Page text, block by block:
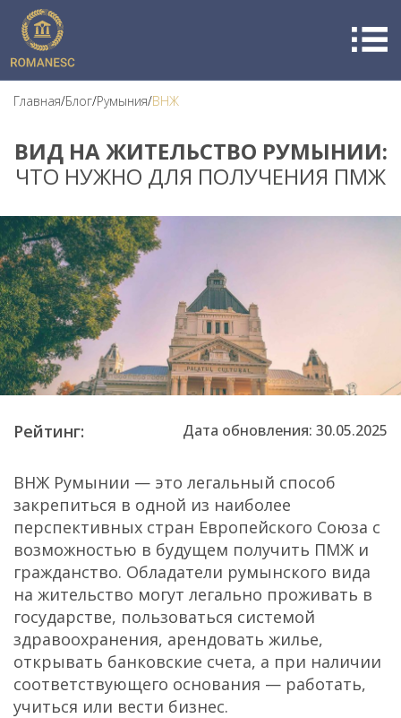
Главная/Блог/Румыния/ВНЖ
ВИД НА ЖИТЕЛЬСТВО РУМЫНИИ:
ЧТО НУЖНО ДЛЯ ПОЛУЧЕНИЯ ПМЖ
Рейтинг: Дата обновления: 30.05.2025
ВНЖ Румынии — это легальный способ
закрепиться в одной из наиболее
перспективных стран Европейского Союза с
возможностью в будущем получить ПМЖ и
гражданство. Обладатели румынского вида
на жительство могут легально проживать в
государстве, пользоваться системой
здравоохранения, арендовать жилье,
открывать банковские счета, а при наличии
соответствующего основания — работать,
учиться или вести бизнес.